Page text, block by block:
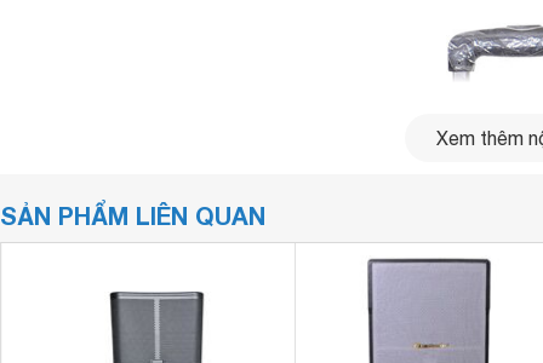
Xem thêm
SẢN PHẨM LIÊN QUAN